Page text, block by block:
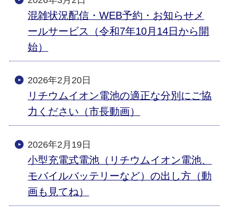
混雑状況配信・WEB予約・お知らせメ
ールサービス（令和7年10月14日から開
始）
2026年2月20日
リチウムイオン電池の適正な分別にご協
力ください（市長動画）
2026年2月19日
小型充電式電池（リチウムイオン電池、
モバイルバッテリーなど）の出し方（動
画も見てね）